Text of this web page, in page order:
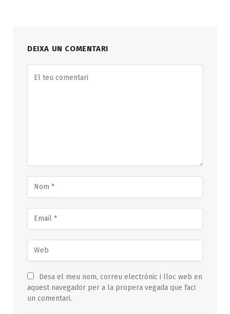
DEIXA UN COMENTARI
Desa el meu nom, correu electrònic i lloc web en
aquest navegador per a la propera vegada que faci
un comentari.